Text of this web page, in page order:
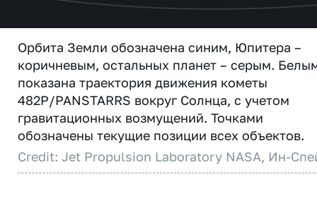
Орбита Земли обозначена синим, Юпитера –
коричневым, остальных планет – серым.
показана траектория движения кометы
482P/PANSTARRS вокруг Солнца, с учетом
гравитационных возмущений. Точками
обозначены текущие позиции всех объектов.
Credit: Jet Propulsion Laboratory NASA, Ин-